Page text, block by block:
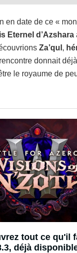
en date de ce «
Eternel d’Azshara
Za’qul ,
donnait
le royaume de
tout ce qu'il
déjà